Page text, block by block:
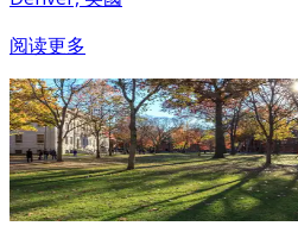
阅读更多